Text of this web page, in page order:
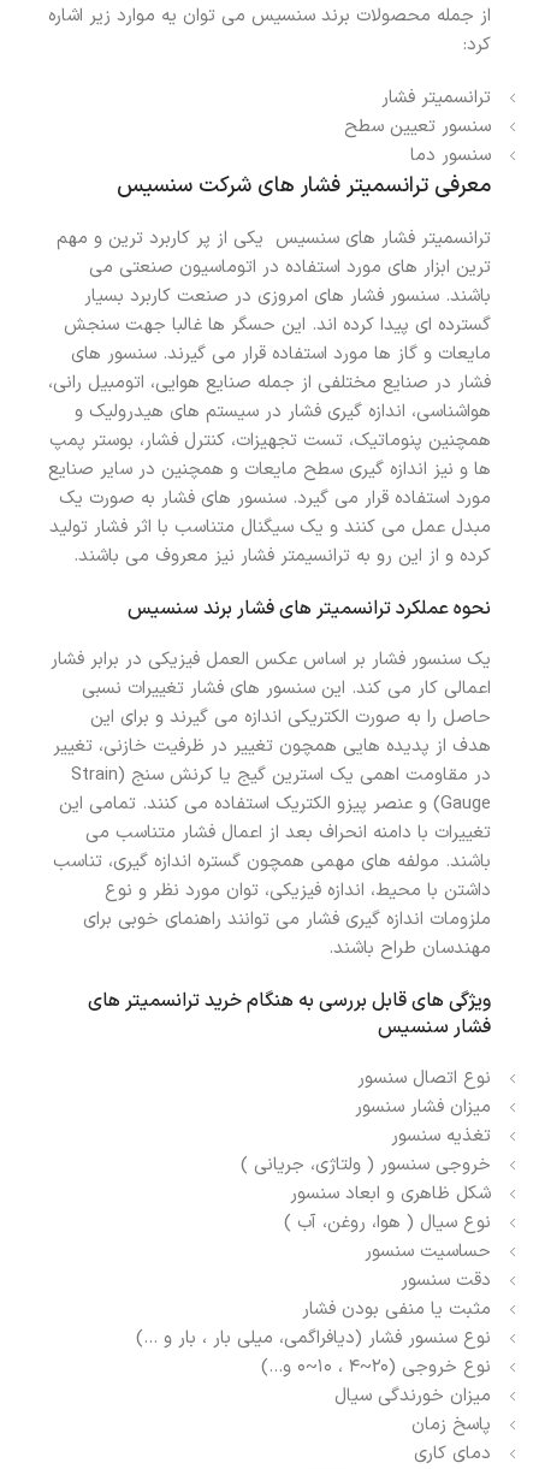
از جمله محصولات برند سنسیس می توان یه موارد زیر اشاره
کرد:
ترانسمیتر فشار
سنسور تعیین سطح
سنسور دما
معرفی ترانسمیتر فشار های شرکت سنسیس
ترانسمیتر فشار های سنسیس یکی از پر کاربرد ترین و مهم
ترین ابزار های مورد استفاده در اتوماسیون صنعتی می
باشند. سنسور فشار های امروزی در صنعت کاربرد بسیار
گسترده ای پیدا کرده اند. این حسگر ها غالبا جهت سنجش
مایعات و گاز ها مورد استفاده قرار می گیرند. سنسور های
فشار در صنایع مختلفی از جمله صنایع هوایی، اتومبیل رانی،
هواشناسی، اندازه گیری فشار در سیستم های هیدرولیک و
همچنین پنوماتیک، تست تجهیزات، کنترل فشار، بوستر پمپ
ها و نیز اندازه گیری سطح مایعات و همچنین در سایر صنایع
مورد استفاده قرار می گیرد. سنسور های فشار به صورت یک
مبدل عمل می کنند و یک سیگنال متناسب با اثر فشار تولید
کرده و از این رو به ترانسیمتر فشار نیز معروف می باشند.
نحوه عملکرد ترانسمیتر های فشار برند سنسیس
یک سنسور فشار بر اساس عکس‌ العمل فیزیکی در برابر فشار
اعمالی کار می‌ کند. این سنسور های فشار تغییرات نسبی
حاصل را به صورت الکتریکی اندازه می گیرند و برای این
هدف از پدیده‌ هایی همچون تغییر در ظرفیت خازنی، تغییر
در مقاومت اهمی یک استرین‌ گیج یا کرنش‌ سنج (Strain
Gauge) و عنصر پیزو الکتریک استفاده می‌ کنند. تمامی این
تغییرات با دامنه انحراف بعد از اعمال فشار متناسب می
باشند. مولفه‌ های مهمی همچون گستره اندازه‌ گیری، تناسب
داشتن با محیط، اندازه فیزیکی، توان مورد نظر و نوع
ملزومات اندازه‌ گیری فشار می‌ توانند راهنمای خوبی برای
مهندسان طراح باشند.
ویژگی های قابل بررسی به هنگام خرید ترانسمیتر های
فشار سنسیس
نوع اتصال سنسور
میزان فشار سنسور
تغذیه سنسور
خروجی سنسور ( ولتاژی، جریانی )
شکل ظاهری و ابعاد سنسور
نوع سیال ( هوا، روغن، آب )
حساسیت سنسور
دقت سنسور
مثبت یا منفی بودن فشار
نوع سنسور فشار (دیافراگمی، میلی بار ، بار و …)
نوع خروجی (۲۰~۴ ، ۱۰~۰ و…)
میزان خورندگی سیال
پاسخ زمان
دمای کاری